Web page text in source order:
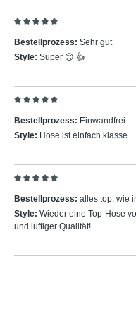
Bestellprozess: Sehr gut
Style: Super 😊 👍
Bestellprozess: Einwandfrei
Style: Hose ist einfach klasse
Bestellprozess: alles top, wie
Style: Wieder eine Top-Hose
und luftiger Qualität!